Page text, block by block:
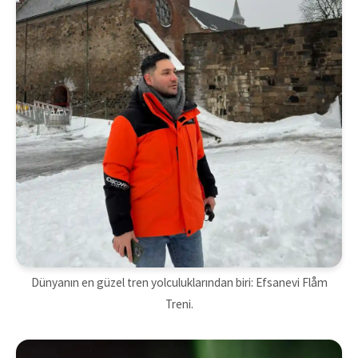
Dünyanın en güzel tren yolculuklarından biri: Efsanevi Flåm
Treni.